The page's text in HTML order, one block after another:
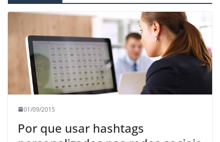
01/09/2015
Por que usar hashtags